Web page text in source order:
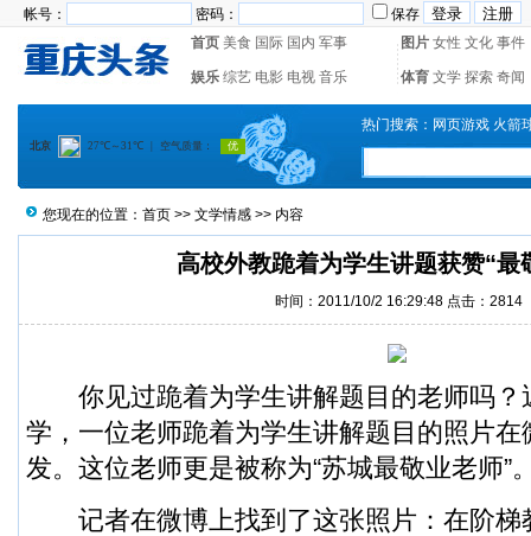
帐号： 密码：
保存
首页 美食 国际 国内 军事 图片 女性 文化 事件
娱乐 综艺 电影 电视 音乐 体育 文学 探索 奇闻
热门搜索： 网页游戏 火箭
您现在的位置： 首页 >> 文学情感 >> 内容
高校外教跪着为学生讲题获赞“最
时间：2011/10/2 16:29:48 点击：2814
你见过跪着为学生讲解题目的老师吗？
学，一位老师跪着为学生讲解题目的照片
发。这位老师更是被称为“苏城最敬业老师”
记者在微博上找到了这张照片：在阶梯